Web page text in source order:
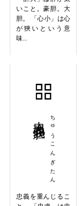
いこと。豪胆。大
胆。 「心小」は心
が狹いという意
味...
ちゅうこんぎたん
忠義を重んじるこ